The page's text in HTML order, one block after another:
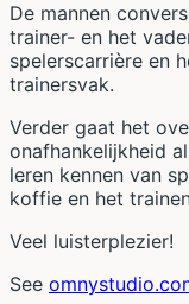
De mannen
trainer- en het
spelerscarrière en
trainersvak.
Verder gaat het
onafhankelijkheid
leren kennen van
koffie en het
Veel luisterplezier!
See